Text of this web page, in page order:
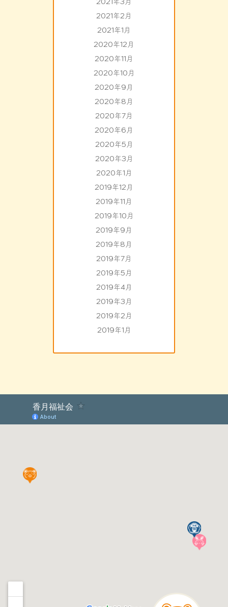
2021年2月
2021年1月
2020年12月
2020年11月
2020年10月
2020年9月
2020年8月
2020年7月
2020年6月
2020年5月
2020年3月
2020年1月
2019年12月
2019年11月
2019年10月
2019年9月
2019年8月
2019年7月
2019年5月
2019年4月
2019年3月
2019年2月
2019年1月